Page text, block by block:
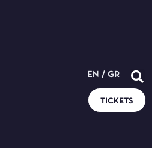
EN / GR
TICKETS